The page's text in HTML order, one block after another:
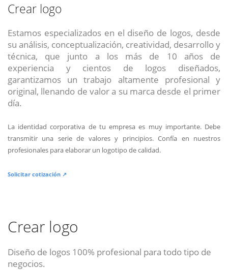
Crear logo
Estamos especializados en el diseño de logos, desde
su análisis, conceptualización, creatividad, desarrollo y
técnica, que junto a los más de 10 años de
experiencia y cientos de logos diseñados,
garantizamos un trabajo altamente profesional y
original, llenando de valor a su marca desde el primer
día.
La identidad corporativa de tu empresa es muy importante. Debe
transmitir una serie de valores y principios. Confía en nuestros
profesionales para elaborar un logotipo de calidad.
Solicitar cotización ↗
Crear logo
Diseño de logos 100% profesional para todo tipo de
negocios.